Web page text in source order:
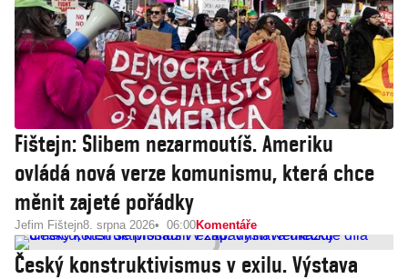
Fištejn: Slibem nezarmoutíš. Ameriku
ovládá nová verze komunismu, která chce
měnit zajeté pořádky
Jefim Fištejn8. srpna 2026 06:00Komentáře
Český konstruktivismus v exilu. Výstava